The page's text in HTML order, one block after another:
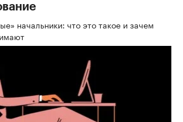
начальники: что это такое и зачем